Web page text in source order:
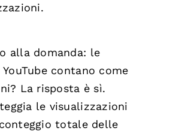
alla domanda: le
contano come
La risposta è sì.
le visualizzazioni
totale delle